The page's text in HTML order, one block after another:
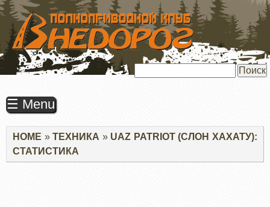
ПЕРЕЙТИ
ОСНОВНОМУ
СОДЕРЖАНИЮ
☰ Menu
Строка
навигации
HOME ТЕХНИКА
UAZ PATRIOT (СЛОН ХАХАТУ):
СТАТИСТИКА